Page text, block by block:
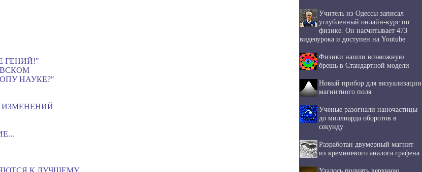
ГЕНИЙ!"
НАУКЕ?"
ИЗМЕНЕНИЙ
К ЛУЧШЕМУ
Учитель из Одессы записал
углубленный онлайн-курс по
физике. Он насчитывает 473
видеоурока и доступен на Youtube
Физики нашли возможную
брешь в Стандартной модели
Новый прибор для визуализации
магнитного поля
Ученые разогнали наночастицы
до миллиарда оборотов в
секунду
Разработан двумерный магнит
из кремниевого аналога графена